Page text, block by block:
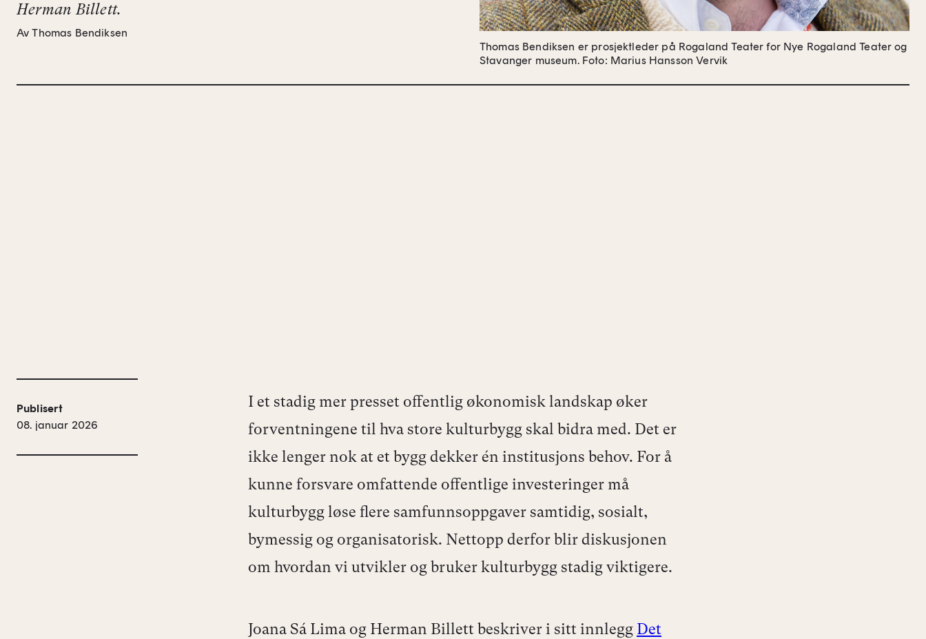
Herman Billett.
Av Thomas Bendiksen
Thomas Bendiksen er prosjektleder på Rogaland Teater for Nye Rogaland Teater og
Stavanger museum.Foto: Marius Hansson Vervik
Publisert
08. januar 2026
I et stadig mer presset offentlig økonomisk landskap øker
forventningene til hva store kulturbygg skal bidra med. Det er
ikke lenger nok at et bygg dekker én institusjons behov. For å
kunne forsvare omfattende offentlige investeringer må
kulturbygg løse flere samfunnsoppgaver samtidig, sosialt,
bymessig og organisatorisk. Nettopp derfor blir diskusjonen
om hvordan vi utvikler og bruker kulturbygg stadig viktigere.
Joana Sá Lima og Herman Billett beskriver i sitt innlegg Det